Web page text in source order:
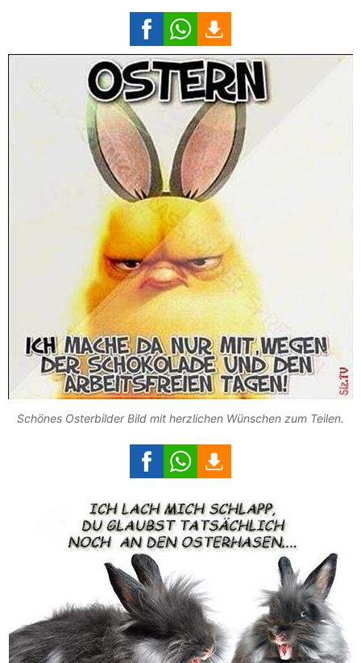
Schönes Osterbilder Bild mit herzlichen Wünschen zum Teilen.